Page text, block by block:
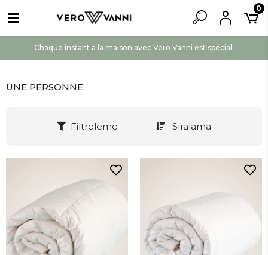
Chaque instant à la maison avec Vero Vanni est spécial.
0
UNE PERSONNE
Filtreleme Sıralama